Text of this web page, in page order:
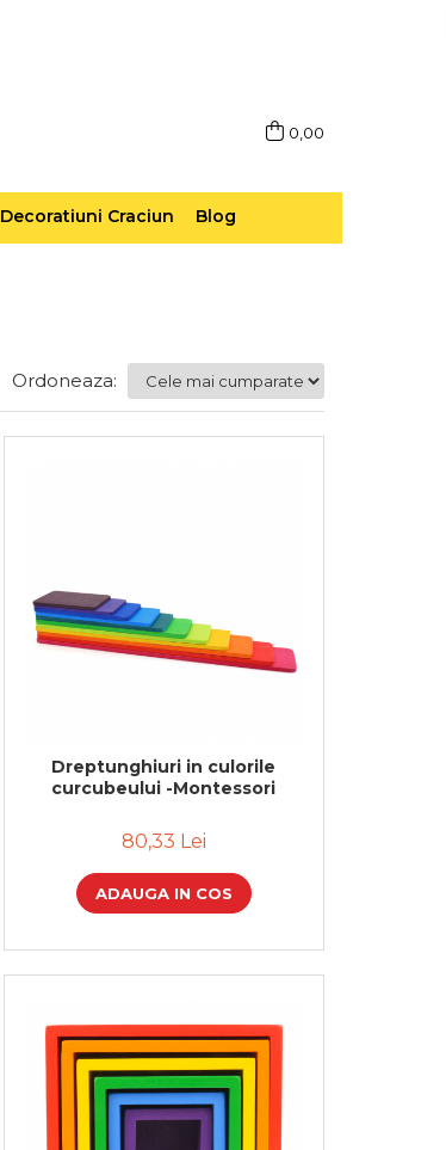
0,00
Decoratiuni Craciun Blog
Ordoneaza:
Dreptunghiuri in culorile
curcubeului -Montessori
80,33 Lei
ADAUGA IN COS